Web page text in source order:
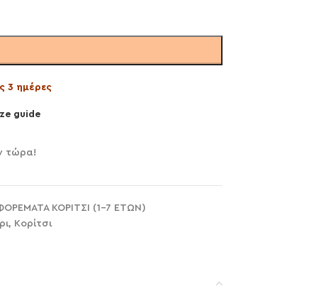
3 ημέρες
guide
τώρα!
ΚΟΡΙΤΣΙ (1-7 ΕΤΩΝ)
, Κορίτσι